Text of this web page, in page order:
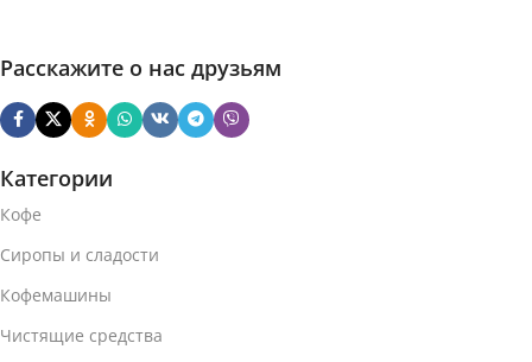
Расскажите о нас друзьям
Категории
Кофе
Сиропы и сладости
Кофемашины
Чистящие средства